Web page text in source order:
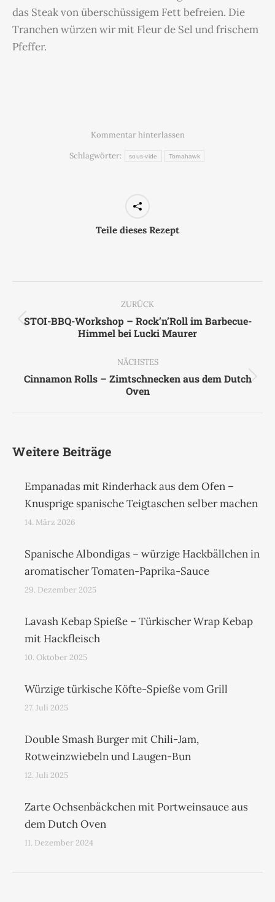
das Steak von überschüssigem Fett befreien. Die
Tranchen würzen wir mit Fleur de Sel und frischem
Pfeffer.
Kommentar hinterlassen
Schlagwörter:
sous-vide Tomahawk
Teile dieses Rezept
ZURÜCK
Vorheriger
STOI-BBQ-Workshop – Rock’n’Roll im Barbecue-
Himmel bei Lucki Maurer
NÄCHSTES
Nächster
Cinnamon Rolls – Zimtschnecken aus dem Dutch
Oven
Weitere Beiträge
Empanadas mit Rinderhack aus dem Ofen –
Knusprige spanische Teigtaschen selber machen
14. März 2026
Spanische Albondigas – würzige Hackbällchen in
aromatischer Tomaten-Paprika-Sauce
29. Dezember 2025
Lavash Kebap Spieße – Türkischer Wrap Kebap
mit Hackfleisch
10. Oktober 2025
Würzige türkische Köfte-Spieße vom Grill
27. Juli 2025
Double Smash Burger mit Chili-Jam,
Rotweinzwiebeln und Laugen-Bun
12. Juli 2025
Zarte Ochsenbäckchen mit Portweinsauce aus
dem Dutch Oven
11. Dezember 2024